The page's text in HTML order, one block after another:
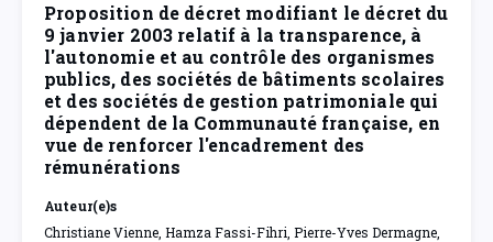
Proposition de décret modifiant le décret du
9 janvier 2003 relatif à la transparence, à
l'autonomie et au contrôle des organismes
publics, des sociétés de bâtiments scolaires
et des sociétés de gestion patrimoniale qui
dépendent de la Communauté française, en
vue de renforcer l'encadrement des
rémunérations
Auteur(e)s
Christiane Vienne, Hamza Fassi-Fihri, Pierre-Yves Dermagne,